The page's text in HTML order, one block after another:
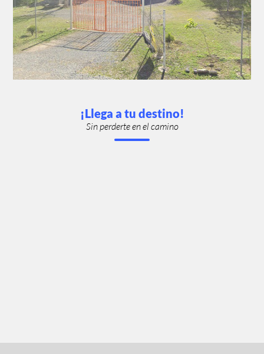
¡Llega a tu destino!
Sin perderte en el camino